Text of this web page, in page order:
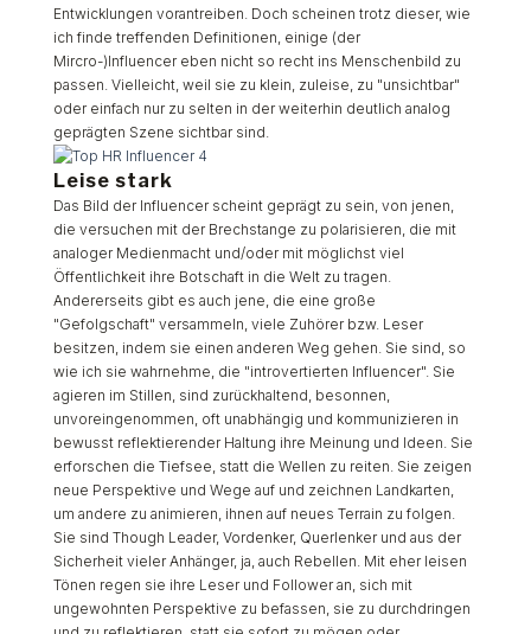
Entwicklungen vorantreiben. Doch scheinen trotz dieser, wie
ich finde treffenden Definitionen, einige (der
Mircro-)Influencer eben nicht so recht ins Menschenbild zu
passen. Vielleicht, weil sie zu klein, zuleise, zu "unsichtbar"
oder einfach nur zu selten in der weiterhin deutlich analog
geprägten Szene sichtbar sind.
Leise stark
Das Bild der Influencer scheint geprägt zu sein, von jenen,
die versuchen mit der Brechstange zu polarisieren, die mit
analoger Medienmacht und/oder mit möglichst viel
Öffentlichkeit ihre Botschaft in die Welt zu tragen.
Andererseits gibt es auch jene, die eine große
"Gefolgschaft" versammeln, viele Zuhörer bzw. Leser
besitzen, indem sie einen anderen Weg gehen. Sie sind, so
wie ich sie wahrnehme, die "introvertierten Influencer". Sie
agieren im Stillen, sind zurückhaltend, besonnen,
unvoreingenommen, oft unabhängig und kommunizieren in
bewusst reflektierender Haltung ihre Meinung und Ideen. Sie
erforschen die Tiefsee, statt die Wellen zu reiten. Sie zeigen
neue Perspektive und Wege auf und zeichnen Landkarten,
um andere zu animieren, ihnen auf neues Terrain zu folgen.
Sie sind Though Leader, Vordenker, Querlenker und aus der
Sicherheit vieler Anhänger, ja, auch Rebellen. Mit eher leisen
Tönen regen sie ihre Leser und Follower an, sich mit
ungewohnten Perspektive zu befassen, sie zu durchdringen